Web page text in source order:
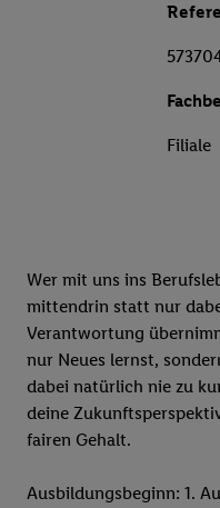
Filiale
Wer mit uns ins
mittendrin statt nur
Verantwortung
nur Neues lernst,
dabei natürlich nie zu
deine
fairen Gehalt.
Ausbildungsbeginn: 1.